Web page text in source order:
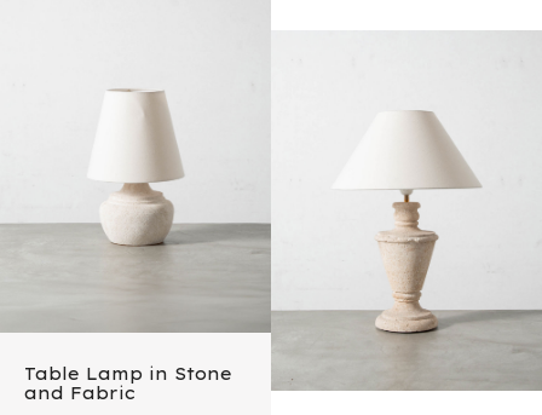
Table Lamp in Stone
and Fabric